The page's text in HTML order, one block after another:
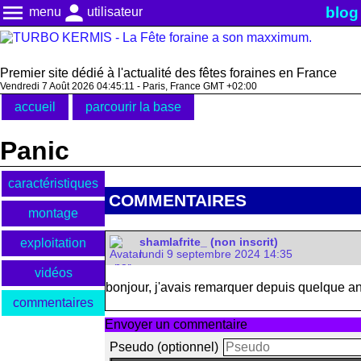
menu menu person utilisateur blog
Premier site dédié à l'actualité des fêtes foraines en France
Vendredi 7 Août 2026 04:45:11 - Paris, France GMT +02:00
accueil parcourir la base
Panic
caractéristiques
montage
exploitation
vidéos
commentaires
COMMENTAIRES
shamlafrite_ (non inscrit)
lundi 9 septembre 2024 14:35
bonjour, j'avais remarquer depuis quelque
Envoyer un commentaire
Pseudo (optionnel)